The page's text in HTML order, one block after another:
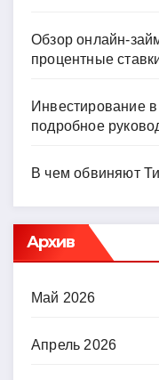
Обзор онлайн-
процентные
Инвестирование
подробное
В чем обвиняют
Архив
Май 2026
Апрель 2026